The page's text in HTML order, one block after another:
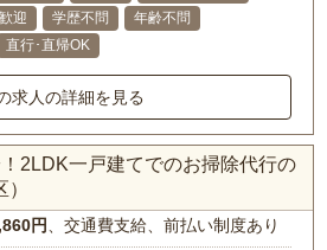
迎 学歴不問
年齢不問
直行･直帰OK
求人の詳細を見る
2LDK一戸建てでのお掃除代行の
円 、交通費支給、前払い制度あり